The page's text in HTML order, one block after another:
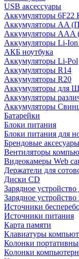
USB аксессуары
Аккумуляторы 6F22
Аккумуляторы AA
Аккумуляторы AAA
Аккумуляторы Li-Ion
АКБ ноутбука
Аккумуляторы Li-Pol
Аккумуляторы R14
Аккумуляторы R20
Аккумуляторы для
Аккумуляторы
Аккумуляторы
Батарейки
Блоки питания
Блоки питания для
Брендовые аксесуары
Вентиляторы
Видеокамеры Web
Держатели для
Диски CD
Зарядное
Зарядное
Источники
Источники питания
Карта памяти
Клавиатуры
Колонки
Колонки